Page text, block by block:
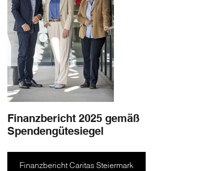
Finanzbericht 2025 gemäß
Spendengütesiegel
Finanzbericht Caritas Steiermark